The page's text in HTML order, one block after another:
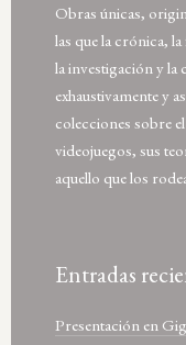
Obras únicas,
las que la crónica,
la investigación y la
exhaustivamente y
colecciones sobre
videojuegos, sus
aquello que los
Entradas
Presentación en